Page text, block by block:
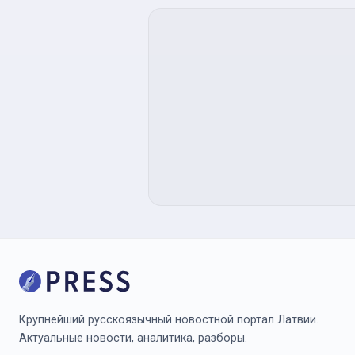
Крупнейший русскоязычный новостной портал Латвии.
Актуальные новости, аналитика, разборы.